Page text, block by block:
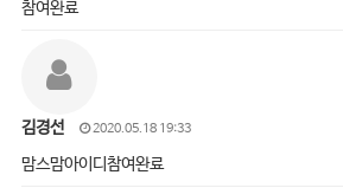
참여완료
김경선 2020.05.18 19:33
맘스맘아이디참여완료